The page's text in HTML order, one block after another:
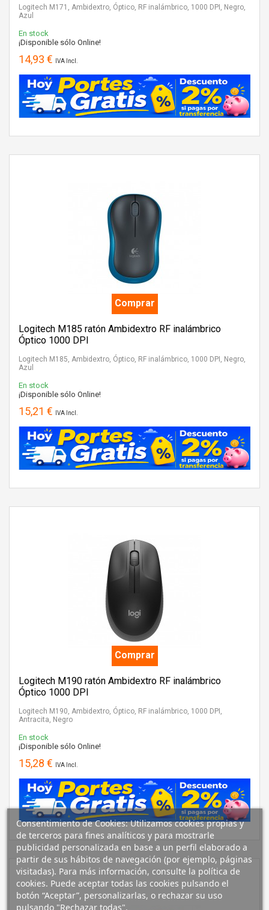
Logitech M171, Ambidextro, Óptico, RF inalámbrico, 1000 DPI, Negro,
Azul
En stock
¡Disponible sólo Online!
14,93 € IVA Incl.
Comprar
Logitech M185 ratón Ambidextro RF inalámbrico
Óptico 1000 DPI
Logitech M185, Ambidextro, Óptico, RF inalámbrico, 1000 DPI, Negro,
Azul
En stock
¡Disponible sólo Online!
15,21 € IVA Incl.
Comprar
Logitech M190 ratón Ambidextro RF inalámbrico
Óptico 1000 DPI
Logitech M190, Ambidextro, Óptico, RF inalámbrico, 1000 DPI,
Antracita, Negro
En stock
¡Disponible sólo Online!
15,28 € IVA Incl.
Consentimiento de Cookies: Utilizamos cookies propias y
de terceros para fines analíticos y para mostrarle
publicidad personalizada en base a un perfil elaborado a
partir de sus hábitos de navegación (por ejemplo, páginas
visitadas). Para más información, consulte la política de
cookies. Puede aceptar todas las cookies pulsando el
botón “Aceptar”, personalizarlas, o rechazar su uso
pulsando "Rechazar todas".